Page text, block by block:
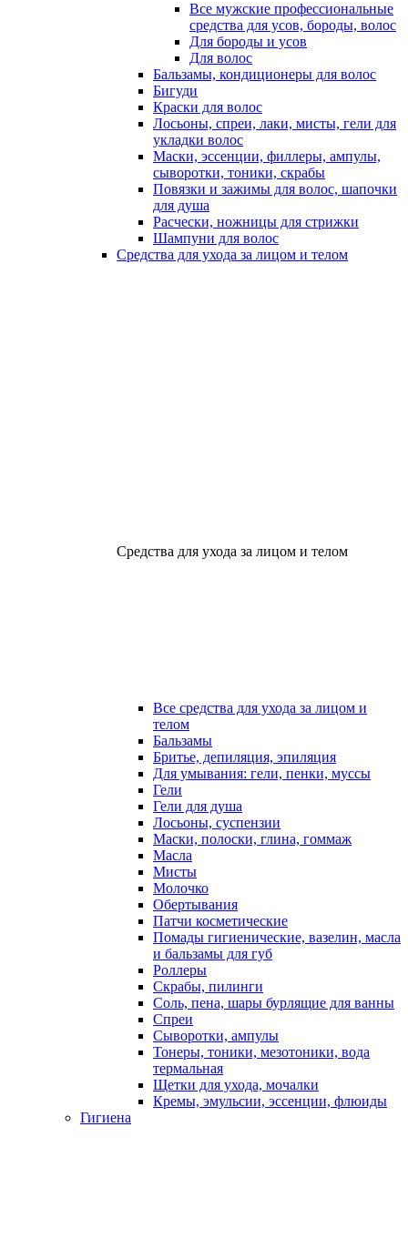
Все мужские профессиональные
средства для усов, бороды, волос
Для бороды и усов
Для волос
Бальзамы, кондиционеры для волос
Бигуди
Краски для волос
Лосьоны, спреи, лаки, мисты, гели для
укладки волос
Маски, эссенции, филлеры, ампулы,
сыворотки, тоники, скрабы
Повязки и зажимы для волос, шапочки
для душа
Расчески, ножницы для стрижки
Шампуни для волос
Средства для ухода за лицом и телом
Средства для ухода за лицом и телом
Все средства для ухода за лицом и
телом
Бальзамы
Бритье, депиляция, эпиляция
Для умывания: гели, пенки, муссы
Гели
Гели для душа
Лосьоны, суспензии
Маски, полоски, глина, гоммаж
Масла
Мисты
Молочко
Обертывания
Патчи косметические
Помады гигиенические, вазелин, масла
и бальзамы для губ
Роллеры
Скрабы, пилинги
Соль, пена, шары бурлящие для ванны
Спреи
Сыворотки, ампулы
Тонеры, тоники, мезотоники, вода
термальная
Щетки для ухода, мочалки
Кремы, эмульсии, эссенции, флюиды
Гигиена